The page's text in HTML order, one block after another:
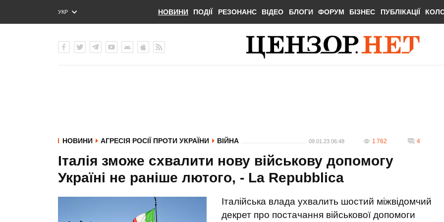
УКР
ENG
НОВИНИ ПОДІЇ РЕЗОНАНС ВІДЕО БЛОГИ ФОРУМ БІЗНЕС ПУБЛІКАЦІЇ
НОВИНИ АГРЕСІЯ РОСІЇ ПРОТИ УКРАЇНИ ВІЙНА 09.01.23 06:48 1 762 4
Італія зможе схвалити нову військову допомогу
Україні не раніше лютого, - La Repubblica
Італійська влада ухвалить шостий міжвідомчий
декрет про постачання військової допомоги